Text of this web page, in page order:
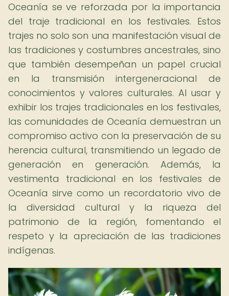
Oceanía se ve reforzada por la importancia
del traje tradicional en los festivales. Estos
trajes no solo son una manifestación visual de
las tradiciones y costumbres ancestrales, sino
que también desempeñan un papel crucial
en la transmisión intergeneracional de
conocimientos y valores culturales. Al usar y
exhibir los trajes tradicionales en los festivales,
las comunidades de Oceanía demuestran un
compromiso activo con la preservación de su
herencia cultural, transmitiendo un legado de
generación en generación. Además, la
vestimenta tradicional en los festivales de
Oceanía sirve como un recordatorio vivo de
la diversidad cultural y la riqueza del
patrimonio de la región, fomentando el
respeto y la apreciación de las tradiciones
indígenas.